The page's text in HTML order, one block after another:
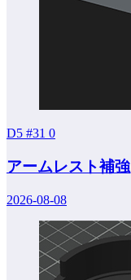
D5 #31 0
アームレスト補強
2026-08-08